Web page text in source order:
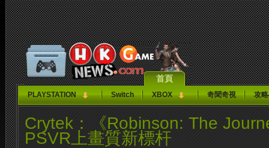
首頁
PLAYSTATION Switch XBOX 奇聞奇視 攻
Crytek：《Robinson: The
PSVR上畫質新標杆